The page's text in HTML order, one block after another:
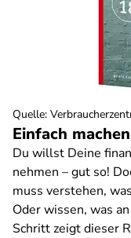
Einfach
Du willst Deine
nehmen – gut so!
muss verstehen,
Oder wissen, was
Schritt zeigt dieser
Quelle: